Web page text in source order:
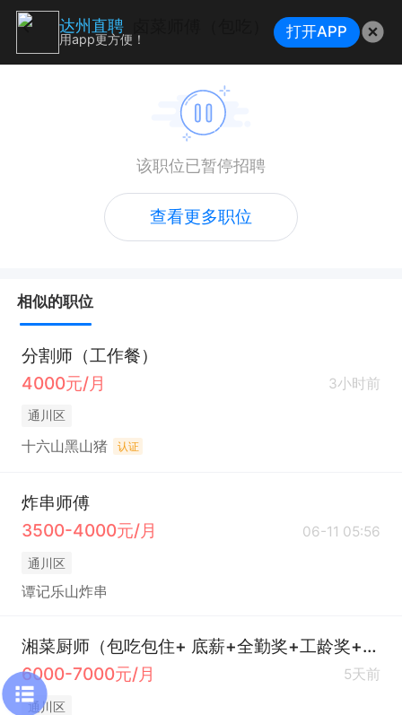
该职位已暂停招聘
查看更多职位
相似的职位
分割师（工作餐）
4000元/月
3小时前
通川区
十六山黑山猪 认证
炸串师傅
3500-4000元/月
06-11 05:56
通川区
谭记乐山炸串
湘菜厨师（包吃包住+ 底薪+全勤奖+工龄奖+绩效奖）
6000-7000元/月
5天前
通川区
达州直聘
用app更方便！ 打开APP